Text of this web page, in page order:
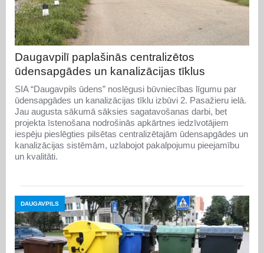
Daugavpilī paplašinās centralizētos
ūdensapgādes un kanalizācijas tīklus
SIA “Daugavpils ūdens” noslēgusi būvniecības līgumu par
ūdensapgādes un kanalizācijas tīklu izbūvi 2. Pasažieru ielā.
Jau augusta sākumā sāksies sagatavošanas darbi, bet
projekta īstenošana nodrošinās apkārtnes iedzīvotājiem
iespēju pieslēgties pilsētas centralizētajām ūdensapgādes un
kanalizācijas sistēmām, uzlabojot pakalpojumu pieejamību
un kvalitāti.
DAUGAVPILS